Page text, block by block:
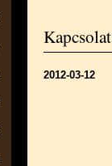
Kapcsolat
2012-03-12